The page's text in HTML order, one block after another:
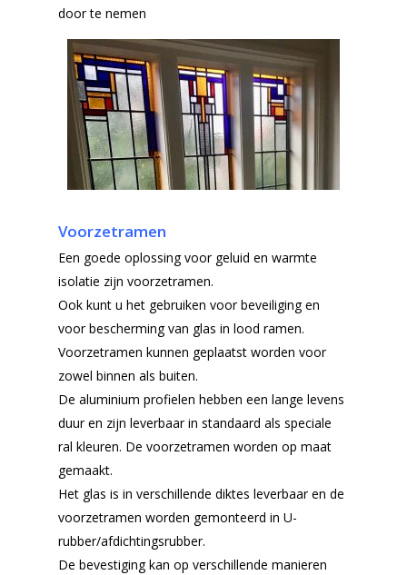
door te nemen
Voorzetramen
Een goede oplossing voor geluid en warmte
isolatie zijn voorzetramen.
Ook kunt u het gebruiken voor beveiliging en
voor bescherming van glas in lood ramen.
Voorzetramen kunnen geplaatst worden voor
zowel binnen als buiten.
De aluminium profielen hebben een lange levens
duur en zijn leverbaar in standaard als speciale
ral kleuren. De voorzetramen worden op maat
gemaakt.
Het glas is in verschillende diktes leverbaar en de
voorzetramen worden gemonteerd in U-
rubber/afdichtingsrubber.
De bevestiging kan op verschillende manieren